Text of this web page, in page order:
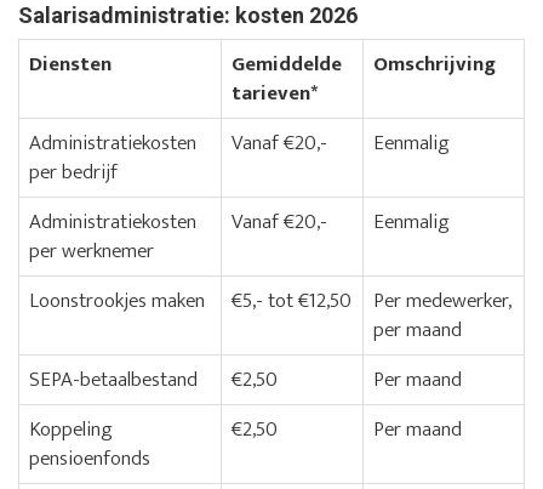
Salarisadministratie: kosten 2026
Diensten
Gemiddelde
tarieven*
Omschrijving
Administratiekosten
per bedrijf
Vanaf €20,- Eenmalig
Administratiekosten
per werknemer
Vanaf €20,- Eenmalig
Loonstrookjes maken €5,- tot €12,50
Per medewerker,
per maand
SEPA-betaalbestand
€2,50
Per maand
Koppeling
pensioenfonds
€2,50 Per maand